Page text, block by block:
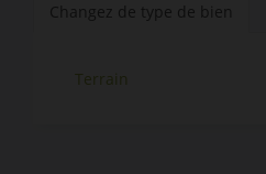
Changez de type de bien
Terrain